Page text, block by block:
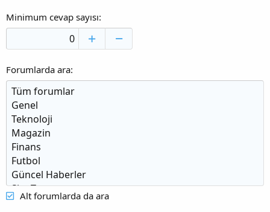
Minimum cevap sayısı
Forumlarda ara
Alt forumlarda da ara